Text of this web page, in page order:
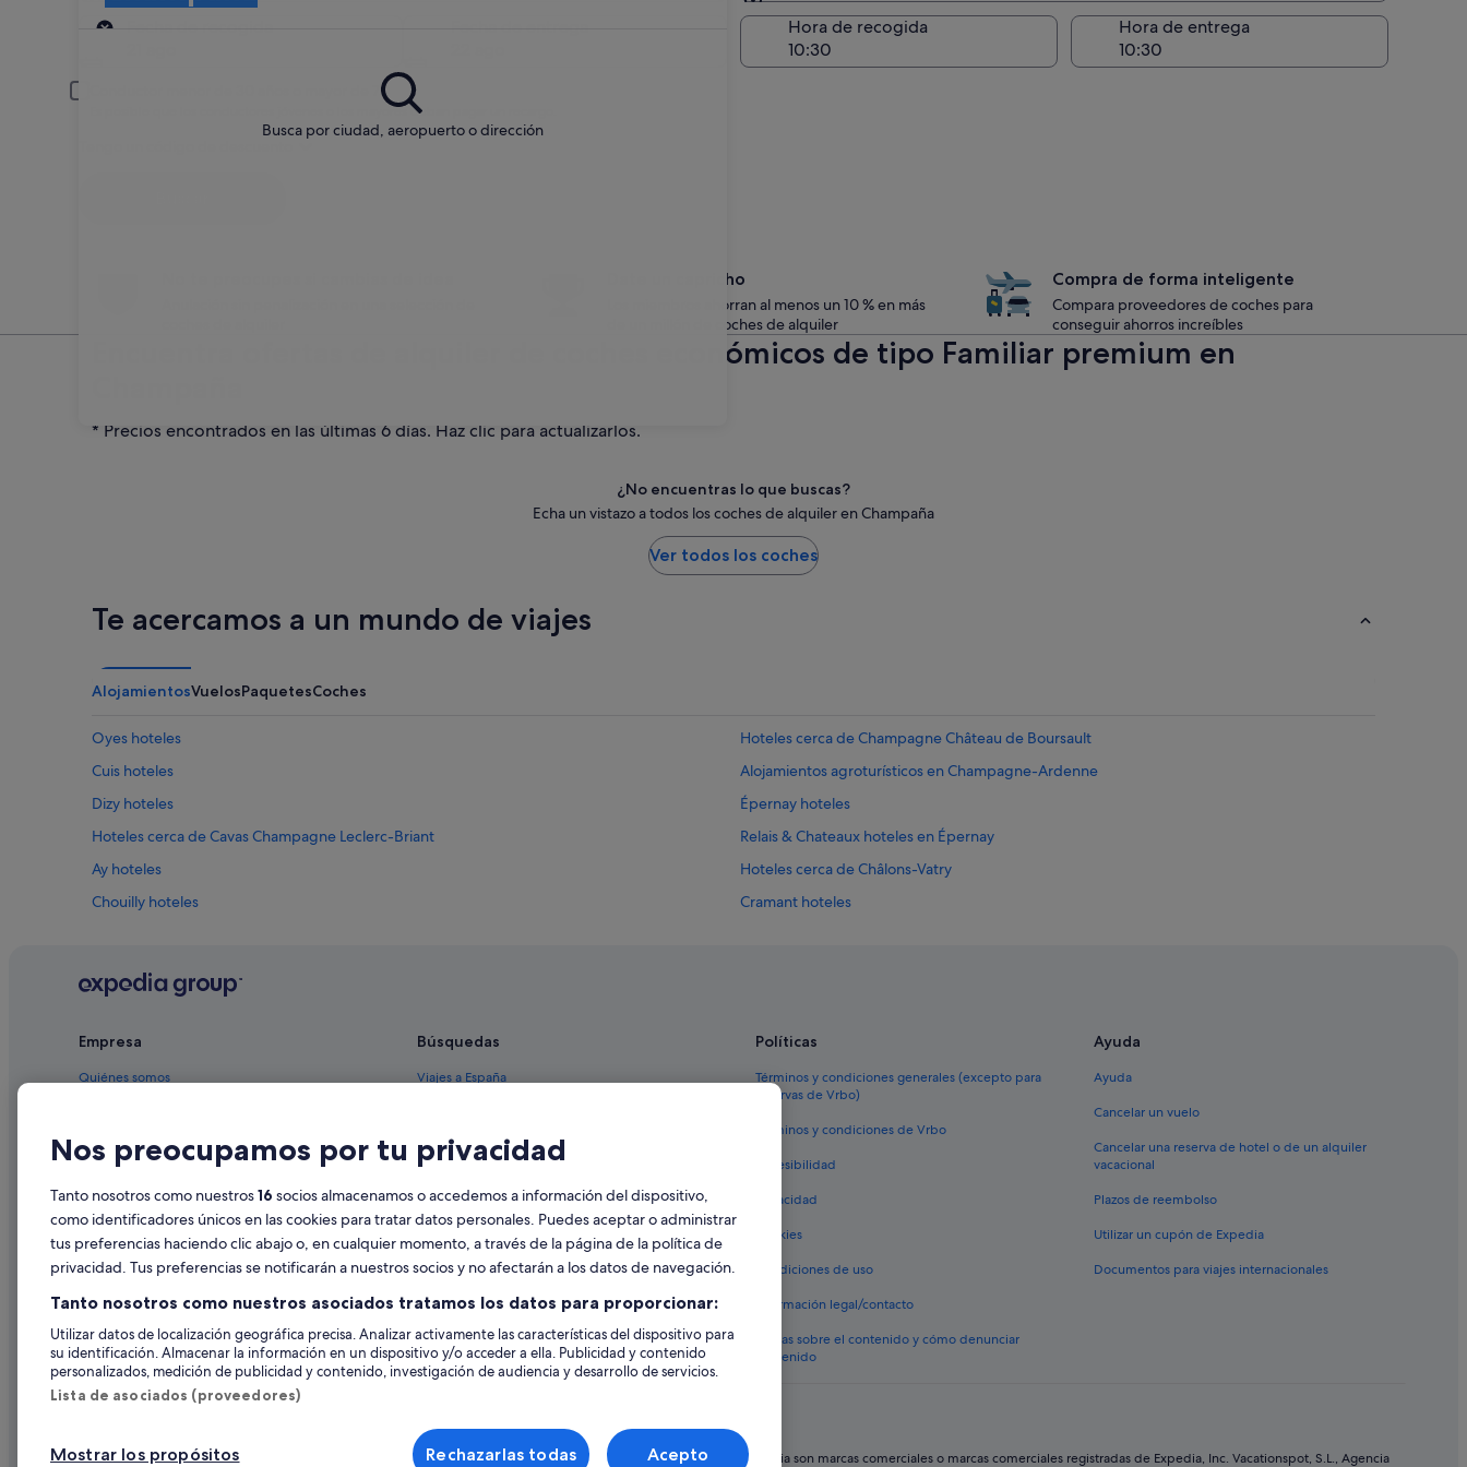
Busca por ciudad, aeropuerto o dirección
Recogida
Entrega en el lugar de recogida
Hora de recogida Hora de entrega
Conductor menor de 30 años o mayor de 70
Es posible que los conductores jóvenes o los mayores deban pagar un recargo.
Date un capricho
Los miembros ahorran al menos un 10 % en más
de un millón de coches de alquiler
Compra de forma inteligente
Compara proveedores de coches para
conseguir ahorros increíbles
Encuentra ofertas de alquiler de coches económicos de tipo Familiar premium en
* Precios encontrados en las últimas 6 días. Haz clic para actualizarlos.
¿No encuentras lo que buscas?
Echa un vistazo a todos los coches de alquiler en Champaña
Ver todos los coches
Te acercamos a un mundo de viajes
AlojamientosVuelosPaquetesCoches
Oyes hoteles
Hoteles cerca de Champagne Château de Boursault
Cuis hoteles
Alojamientos agroturísticos en Champagne-Ardenne
Dizy hoteles
Épernay hoteles
Hoteles cerca de Cavas Champagne Leclerc-Briant
Relais & Chateaux hoteles en Épernay
Ay hoteles
Hoteles cerca de Châlons-Vatry
Chouilly hoteles
Cramant hoteles
Aÿ-Champagne hoteles
B&B Hotels en Tours-sur-Marne
Châlons-En-Champagne hoteles
Castillos en Champagne-Ardenne
Sézanne hoteles
Bergères-Lès-Vertus hoteles
Empresa
Quiénes somos
Anuncia tu alojamiento
Prensa
Búsquedas
Viajes a España
Alquileres vacacionales España
Vuelos baratos en España
Alquiler de coches en España
Políticas
Términos y condiciones generales (excepto para
reservas de Vrbo)
Términos y condiciones de Vrbo
Accesibilidad
Privacidad
Cookies
Condiciones de uso
Información legal/contacto
Pautas sobre el contenido y cómo denunciar
contenido
Ayuda
Ayuda
Cancelar un vuelo
Cancelar una reserva de hotel o de un alquiler
vacacional
Plazos de reembolso
Utilizar un cupón de Expedia
Documentos para viajes internacionales
© 2026 Expedia, Inc., una empresa de Expedia Group. Todos los derechos reservados. Expedia y el logotipo de Expedia son marcas comerciales o marcas comerciales registradas de Expedia, Inc. Vacationspot, S.L., Agencia
Nos preocupamos por tu privacidad
Tanto nosotros como nuestros16 socios almacenamos o accedemos a información del dispositivo,
como identificadores únicos en las cookies para tratar datos personales. Puedes aceptar o administrar
tus preferencias haciendo clic abajo o, en cualquier momento, a través de la página de la política de
privacidad. Tus preferencias se notificarán a nuestros socios y no afectarán a los datos de navegación.
Tanto nosotros como nuestros asociados tratamos los datos para proporcionar:
Utilizar datos de localización geográfica precisa. Analizar activamente las características del dispositivo para
su identificación. Almacenar la información en un dispositivo y/o acceder a ella. Publicidad y contenido
personalizados, medición de publicidad y contenido, investigación de audiencia y desarrollo de servicios.
Lista de asociados (proveedores)
Mostrar los propósitos Rechazarlas todas Acepto